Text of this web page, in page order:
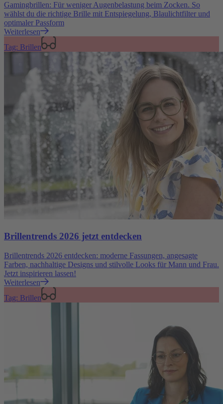
Gamingbrillen: Für weniger Augenbelastung beim Zocken. So
wählst du die richtige Brille mit Entspiegelung, Blaulichtfilter und
optimaler Passform
Weiterlesen
Tag: Brillen
Brillentrends 2026 jetzt entdecken
Brillentrends 2026 entdecken: moderne Fassungen, angesagte
Farben, nachhaltige Designs und stilvolle Looks für Mann und Frau.
Jetzt inspirieren lassen!
Weiterlesen
Tag: Brillen